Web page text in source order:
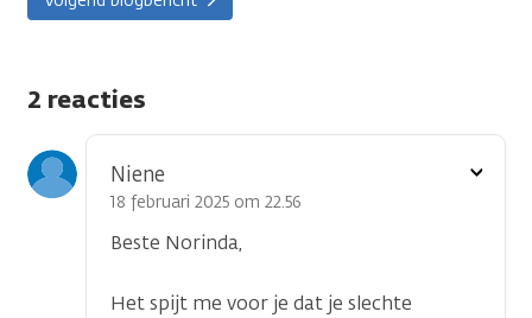
2 reacties
Niene
18 februari 2025 om 22.56
Beste Norinda,
Het spijt me voor je dat je slechte
Toon